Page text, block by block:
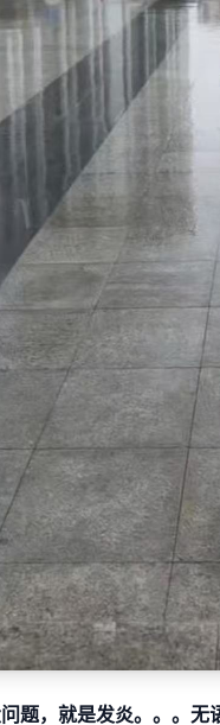
题，就是发炎。。。